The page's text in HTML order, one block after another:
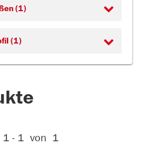
(1)
(1)
1 - 1 von 1